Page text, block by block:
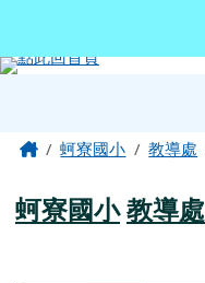
主內容區域
Home蚵寮國小 教導處
蚵寮國小教導處
頁尾區域